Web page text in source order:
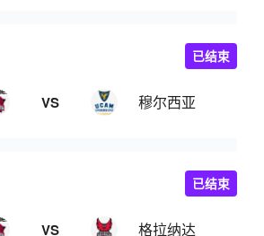
VS 穆尔西亚
已结束
VS 格拉纳达
已结束